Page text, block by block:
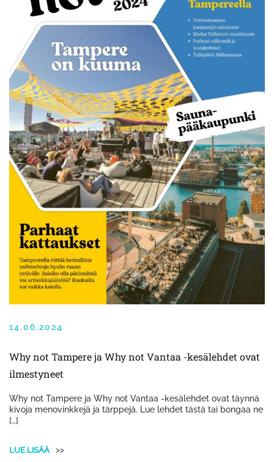
14.06.2024
Why not Tampere ja Why not Vantaa -kesälehdet ovat
ilmestyneet
Why not Tampere ja Why not Vantaa -kesälehdet ovat täynnä
kivoja menovinkkejä ja tärppejä. Lue lehdet tästä tai bongaa ne
[…]
LUE LISÄÄ >>